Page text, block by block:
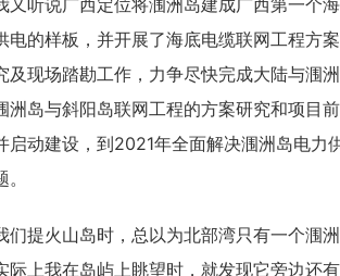
又听说广西定位将涠洲岛建成广西第一个
电的样板，并开展了海底电缆联网工程方
及现场踏勘工作，力争尽快完成大陆与涠洲
洲岛与斜阳岛联网工程的方案研究和项目
启动建设，到2021年全面解决涠洲岛电力
们提火山岛时，总以为北部湾只有一个涠洲
际上我在岛屿上眺望时，就发现它旁边还